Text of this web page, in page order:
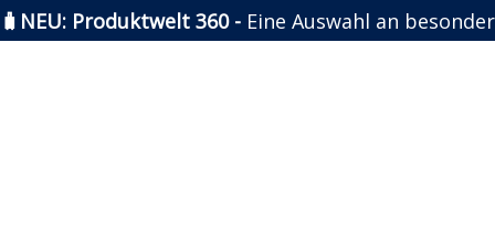
🧳NEU: Produktwelt 360 - Eine Auswahl an